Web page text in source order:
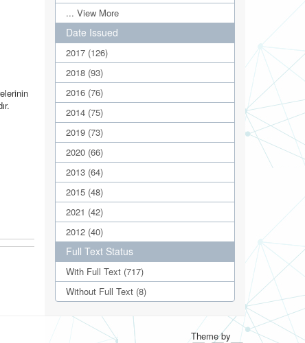
... View More
Date Issued
2017 (126)
2018 (93)
2016 (76)
2014 (75)
2019 (73)
2020 (66)
2013 (64)
2015 (48)
2021 (42)
2012 (40)
Full Text Status
With Full Text (717)
Without Full Text (8)
Theme by